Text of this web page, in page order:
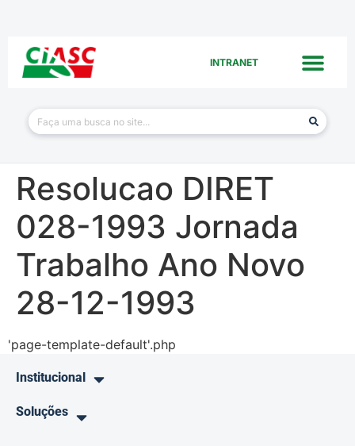
INTRANET
Resolucao DIRET
028-1993 Jornada
Trabalho Ano Novo
28-12-1993
'page-template-default'.php
Institucional
Soluções